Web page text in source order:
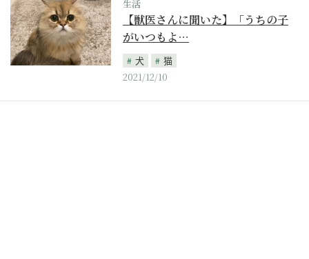
生活
【獣医さんに聞いた】「うちの子
がいつもよ…
犬
猫
2021/12/10